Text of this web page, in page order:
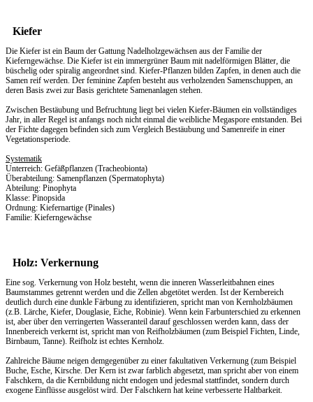
Kiefer
Die Kiefer ist ein Baum der Gattung Nadelholzgewächsen aus der Familie der
Kieferngewächse. Die Kiefer ist ein immergrüner Baum mit nadelförmigen Blätter, die
büschelig oder spiralig angeordnet sind. Kiefer-Pflanzen bilden Zapfen, in denen auch die
Samen reif werden. Der feminine Zapfen besteht aus verholzenden Samenschuppen, an
deren Basis zwei zur Basis gerichtete Samenanlagen stehen.
Zwischen Bestäubung und Befruchtung liegt bei vielen Kiefer-Bäumen ein vollständiges
Jahr, in aller Regel ist anfangs noch nicht einmal die weibliche Megaspore entstanden. Bei
der Fichte dagegen befinden sich zum Vergleich Bestäubung und Samenreife in einer
Vegetationsperiode.
Systematik
Unterreich: Gefäßpflanzen (Tracheobionta)
Überabteilung: Samenpflanzen (Spermatophyta)
Abteilung: Pinophyta
Klasse: Pinopsida
Ordnung: Kiefernartige (Pinales)
Familie: Kieferngewächse
Holz: Verkernung
Eine sog. Verkernung von Holz besteht, wenn die inneren Wasserleitbahnen eines
Baumstammes getrennt werden und die Zellen abgetötet werden. Ist der Kernbereich
deutlich durch eine dunkle Färbung zu identifizieren, spricht man von Kernholzbäumen
(z.B. Lärche, Kiefer, Douglasie, Eiche, Robinie). Wenn kein Farbunterschied zu erkennen
ist, aber über den verringerten Wasseranteil darauf geschlossen werden kann, dass der
Innenbereich verkernt ist, spricht man von Reifholzbäumen (zum Beispiel Fichten, Linde,
Birnbaum, Tanne). Reifholz ist echtes Kernholz.
Zahlreiche Bäume neigen demgegenüber zu einer fakultativen Verkernung (zum Beispiel
Buche, Esche, Kirsche. Der Kern ist zwar farblich abgesetzt, man spricht aber von einem
Falschkern, da die Kernbildung nicht endogen und jedesmal stattfindet, sondern durch
exogene Einflüsse ausgelöst wird. Der Falschkern hat keine verbesserte Haltbarkeit.